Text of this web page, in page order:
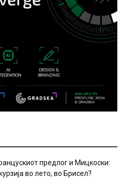
предлог и Мицкоски:
во лето, во Брисел?